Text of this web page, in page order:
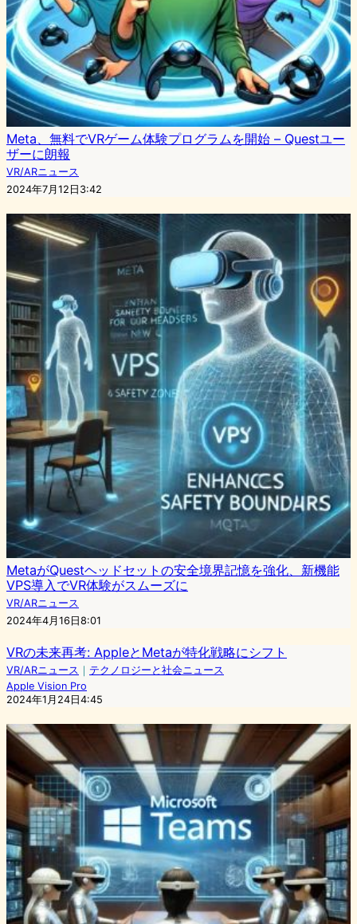
Meta、無料でVRゲーム体験プログラムを開始 – Questユー
ザーに朗報
VR/ARニュース
2024年7月12日3:42
MetaがQuestヘッドセットの安全境界記憶を強化、新機能
VPS導入でVR体験がスムーズに
VR/ARニュース
2024年4月16日8:01
VRの未来再考: AppleとMetaが特化戦略にシフト
VR/ARニュース ｜ テクノロジーと社会ニュース
Apple Vision Pro
2024年1月24日4:45